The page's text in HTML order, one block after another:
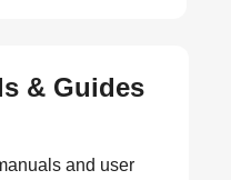
& Guides
and user